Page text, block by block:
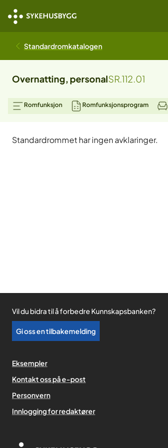
Standardromkatalogen
Overnatting, personalSR.112.01
Romfunksjon Romfunksjonsprogram
Standardrommet har ingen avklaringer.
Vil du bidra til å forbedre Kunnskapsbanken?
Gi oss en tilbakemelding
Eksempler
Kontakt oss på e-post
Personvern
Innlogging for redaktører